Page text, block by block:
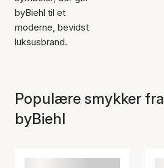
byBiehl til et
moderne, bevidst
luksusbrand.
Populære smykker fra
byBiehl